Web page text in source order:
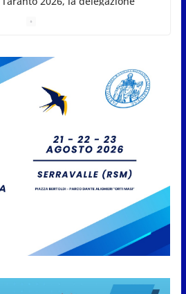
portabandiera
7 Agosto 2026
L’Associazione Frontalieri Italia
l’Ambasciatore Colaceci per un
confronto su diritti e
discriminazioni a scapito dei
lavoratori
San Marino. L’ordinanza sul
preventiva, non ci sono carenze
idriche al momento, ma il